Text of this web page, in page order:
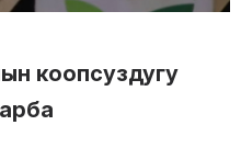
коопсуздугу